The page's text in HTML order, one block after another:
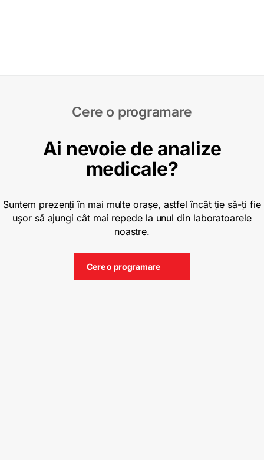
Cere o programare
Ai nevoie de analize
medicale?
Suntem prezenți în mai multe orașe, astfel încât ție să-ți fie
ușor să ajungi cât mai repede la unul din laboratoarele
noastre.
Cere o programare